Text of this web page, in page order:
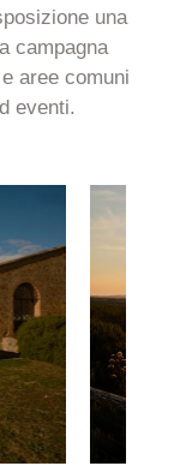
una
campagna
e aree comuni
eventi.